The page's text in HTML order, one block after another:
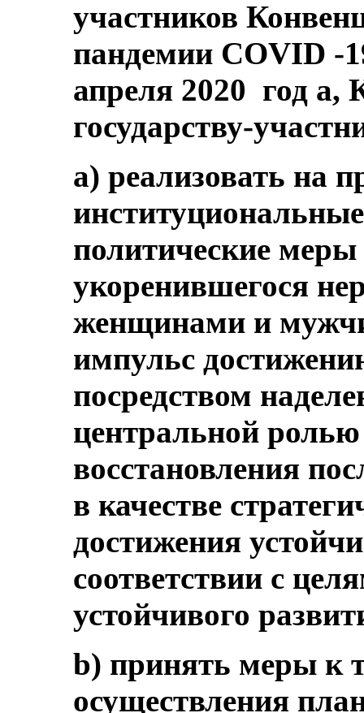
участников
пандемии COVID -
апреля 2020 год а,
государству-
a) реализовать на
политические меры
укоренившегося
женщинами и
импульс
посредством
центральной ролью
восстановления
в качестве
достижения
соответствии с
устойчивого
b) принять меры к
осуществления